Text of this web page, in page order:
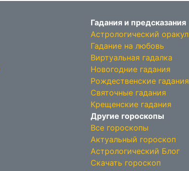
Гадания и предсказания
Астрологический оракул
Гадание на любовь
Виртуальная гадалка
Новогодние гадания
Рождественские гадания
Святочные гадания
Крещенские гадания
Другие гороскопы
Все гороскопы
Актуальный гороскоп
Астрологический Блог
Скачать гороскоп